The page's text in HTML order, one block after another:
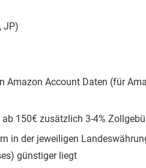
JP)
Amazon Account Daten (für
150€ zusätzlich 3-4%
in der jeweiligen
günstiger liegt